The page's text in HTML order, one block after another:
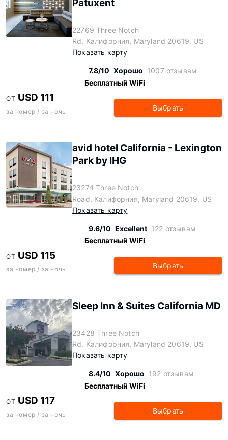
Patuxent
22769 Three Notch
Rd, Калифорния, Maryland 20619, US
Показать карту
7.8/10 Хорошо 1007 отзывам
Бесплатный WiFi
ОТ USD 111
за номер / за ночь Выбрать
avid hotel California - Lexington
Park by IHG
23274 Three Notch
Road, Калифорния, Maryland 20619, US
Показать карту
9.6/10 Excellent 122 отзывам
Бесплатный WiFi
ОТ USD 115
за номер / за ночь Выбрать
Sleep Inn & Suites California MD
23428 Three Notch
Rd, Калифорния, Maryland 20619, US
Показать карту
8.4/10 Хорошо 192 отзывам
Бесплатный WiFi
ОТ USD 117
за номер / за ночь Выбрать